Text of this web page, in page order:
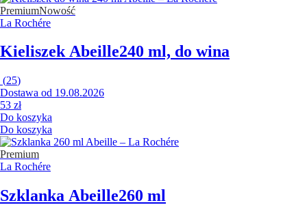
PremiumNowość
La Rochére
Kieliszek Abeille240 ml, do wina
(25)
Dostawa od 19.08.2026
53 zł
Do koszyka
Do koszyka
Premium
La Rochére
Szklanka Abeille260 ml